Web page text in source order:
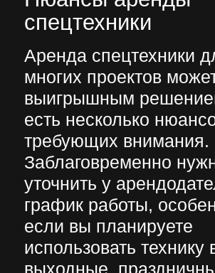
Эти и другие моменты нужно
проанализировать ещё до
момента подписания договора
аренды.
Не менее важным аспектом
является выбор компании-
арендодателя. Сегодня
существует множество
недобросовестных фирм,
которые с целью повышения
рейтинга покупают
положительные отзывы.
Определить надёжные компании
можно по нескольким критериям.
У арендодателя есть
собственный транспортный парк
с разными видами спецтехники,